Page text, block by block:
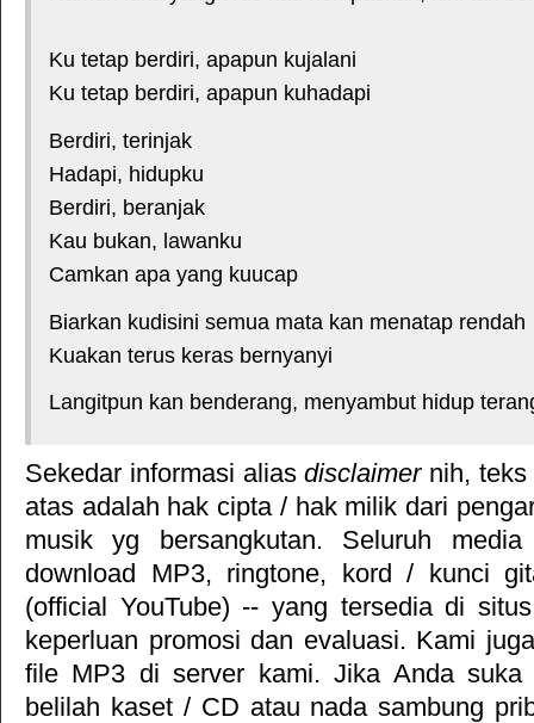
Ku tetap berdiri, apapun kujalani
Ku tetap berdiri, apapun kuhadapi
Berdiri, terinjak
Hadapi, hidupku
Berdiri, beranjak
Kau bukan, lawanku
Camkan apa yang kuucap
Biarkan kudisini semua mata kan menatap rendah
Kuakan terus keras bernyanyi
Langitpun kan benderang, menyambut hidup
Sekedar informasi aliasdisclaimernih, teks
atas adalah hak cipta / hak milik dari
musik yg bersangkutan. Seluruh
download MP3, ringtone, kord / kunci
(official YouTube) -- yang tersedia di
keperluan promosi dan evaluasi. Kami
file MP3 di server kami. Jika Anda
belilah kaset / CD atau nada sambung